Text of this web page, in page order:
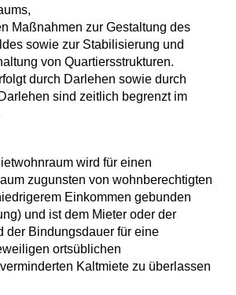
Maßnahmen zur Gestaltung des
sowie zur Stabilisierung und
von Quartiersstrukturen.
durch Darlehen sowie durch
sind zeitlich begrenzt im
wird für einen
zugunsten von wohnberechtigten
Einkommen gebunden
und ist dem Mieter oder der
der Bindungsdauer für eine
ortsüblichen
Kaltmiete zu überlassen